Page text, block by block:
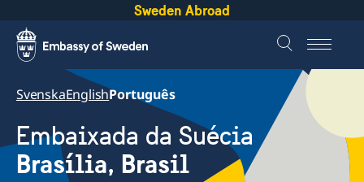
Sweden Abroad
SvenskaEnglishPortuguês
Embaixada da Suécia
Brasília, Brasil